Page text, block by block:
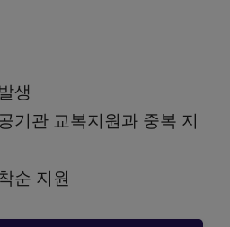
생
기관 교복지원과 중복 지
순 지원